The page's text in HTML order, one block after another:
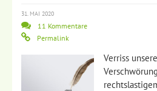
31. MAI 2020
11 Kommentare
Permalink
Verriss